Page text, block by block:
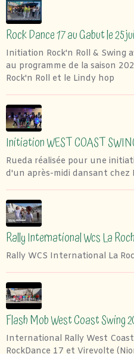
Rock Dance 17 au Gabut le 25
Initiation Rock'n Roll & Swing
au programme de la saison
Rock'n Roll et le Lindy hop
Initiation WEST COAST
Rueda réalisée pour une
d'un après-midi dansant chez
Rally International Wcs La
Rally WCS International La
Flash Mob West Coast Swing
International Rally West
RockDance 17 et Virevolte